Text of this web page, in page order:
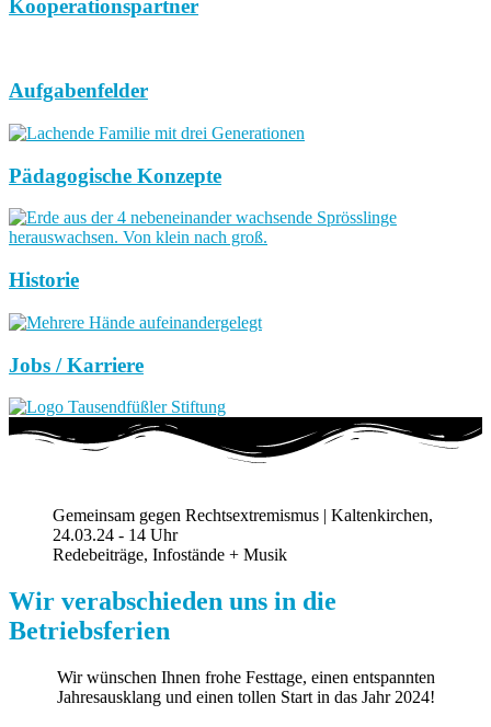
Kooperationspartner
Aufgabenfelder
Pädagogische Konzepte
Historie
Jobs / Karriere
Gemeinsam gegen Rechtsextremismus | Kaltenkirchen,
24.03.24 - 14 Uhr
Redebeiträge, Infostände + Musik
Wir verabschieden uns in die
Betriebsferien
Wir wünschen Ihnen frohe Festtage, einen entspannten
Jahresausklang und einen tollen Start in das Jahr 2024!